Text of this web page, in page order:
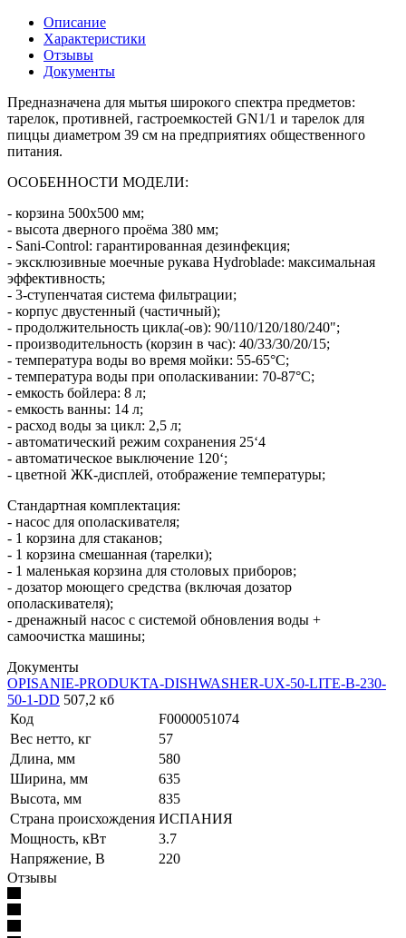
Описание
Характеристики
Отзывы
Документы
Предназначена для мытья широкого спектра предметов:
тарелок, противней, гастроемкостей GN1/1 и тарелок для
пиццы диаметром 39 см на предприятиях общественного
питания.
ОСОБЕННОСТИ МОДЕЛИ:
- корзина 500x500 мм;
- высота дверного проёма 380 мм;
- Sani-Control: гарантированная дезинфекция;
- эксклюзивные моечные рукава Hydroblade: максимальная
эффективность;
- 3-ступенчатая система фильтрации;
- корпус двустенный (частичный);
- продолжительность цикла(-ов): 90/110/120/180/240";
- производительность (корзин в час): 40/33/30/20/15;
- температура воды во время мойки: 55-65°С;
- температура воды при ополаскивании: 70-87°С;
- емкость бойлера: 8 л;
- емкость ванны: 14 л;
- расход воды за цикл: 2,5 л;
- автоматический режим сохранения 25‘4
- автоматическое выключение 120‘;
- цветной ЖК-дисплей, отображение температуры;
Стандартная комплектация:
- насос для ополаскивателя;
- 1 корзина для стаканов;
- 1 корзина смешанная (тарелки);
- 1 маленькая корзина для столовых приборов;
- дозатор моющего средства (включая дозатор
ополаскивателя);
- дренажный насос с системой обновления воды +
самоочистка машины;
Документы
OPISANIE-PRODUKTA-DISHWASHER-UX-50-LITE-B-230-
50-1-DD 507,2 кб
Код
F0000051074
Вес нетто, кг
57
Длина, мм
580
Ширина, мм
635
Высота, мм
835
Страна происхождения ИСПАНИЯ
Мощность, кВт
3.7
Напряжение, В
220
Отзывы